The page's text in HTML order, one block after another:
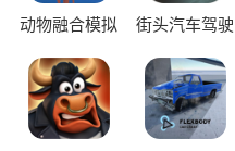
动物融合模拟
街头汽车驾驶